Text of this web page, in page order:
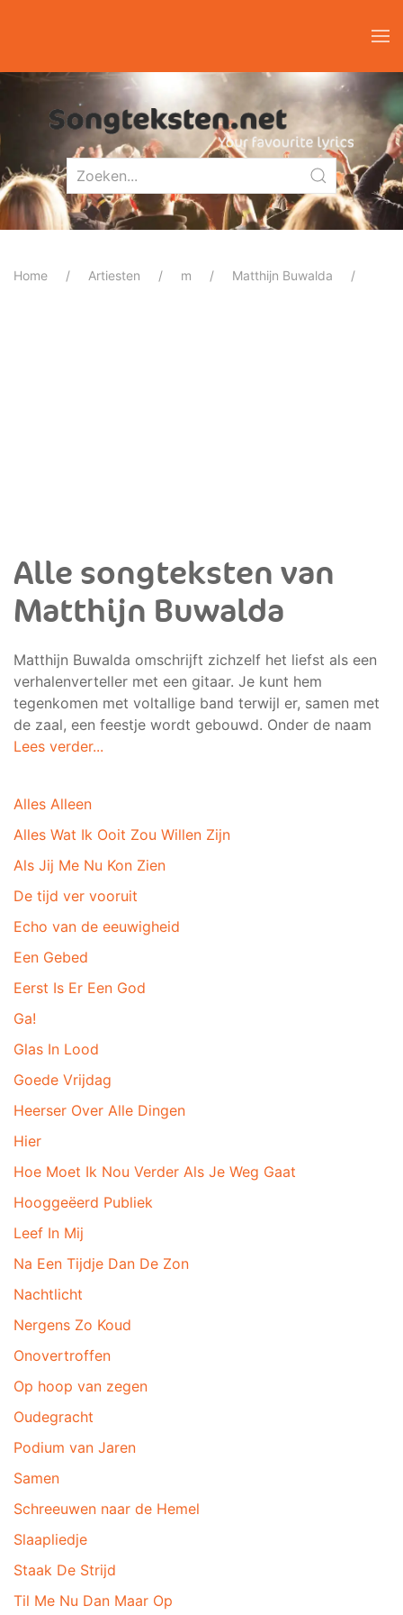
Home Artiesten m Matthijn Buwalda
Alle songteksten van
Matthijn Buwalda
Matthijn Buwalda omschrijft zichzelf het liefst als een
verhalenverteller met een gitaar. Je kunt hem
tegenkomen met voltallige band terwijl er, samen met
de zaal, een feestje wordt gebouwd. Onder de naam
Lees verder...
Alles Alleen
Alles Wat Ik Ooit Zou Willen Zijn
Als Jij Me Nu Kon Zien
De tijd ver vooruit
Echo van de eeuwigheid
Een Gebed
Eerst Is Er Een God
Ga!
Glas In Lood
Goede Vrijdag
Heerser Over Alle Dingen
Hier
Hoe Moet Ik Nou Verder Als Je Weg Gaat
Hooggeëerd Publiek
Leef In Mij
Na Een Tijdje Dan De Zon
Nachtlicht
Nergens Zo Koud
Onovertroffen
Op hoop van zegen
Oudegracht
Podium van Jaren
Samen
Schreeuwen naar de Hemel
Slaapliedje
Staak De Strijd
Til Me Nu Dan Maar Op